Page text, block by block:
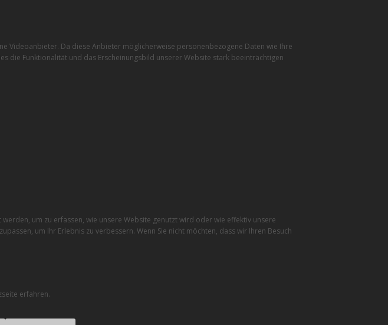
Videoanbieter. Da diese Anbieter möglicherweise personenbezogene Daten wie Ihre
die Funktionalität und das Erscheinungsbild unserer Website stark beeinträchtigen
um zu erfassen, wie unsere Website genutzt wird oder wie effektiv unsere
um Ihr Erlebnis zu verbessern. Wenn Sie nicht möchten, dass wir Ihren Besuch
erfahren.